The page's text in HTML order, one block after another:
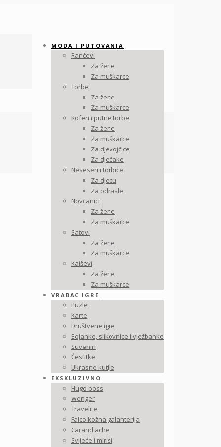
MODA I PUTOVANJA
Rančevi
Za žene
Za muškarce
Torbe
Za žene
Za muškarce
Koferi i putne torbe
Za žene
Za muškarce
Za djevojčice
Za dječake
Neseseri i torbice
Za djecu
Za odrasle
Novčanici
Za žene
Za muškarce
Satovi
Za žene
Za muškarce
Kaiševi
Za žene
Za muškarce
VRABAC IGRE
Puzle
Karte
Društvene igre
Bojanke, slikovnice i vježbanke
Suveniri
Čestitke
Ukrasne kutije
EKSKLUZIVNO
Hugo boss
Wenger
Travelite
Falco kožna galanterija
Carand'ache
Svijeće i mirisi